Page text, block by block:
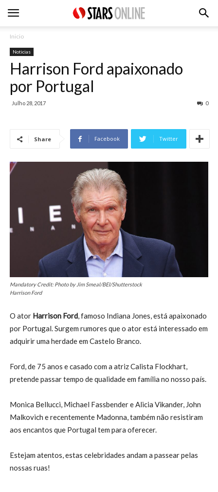
Inicio
Noticias
Harrison Ford apaixonado
por Portugal
Julho 28, 2017 0
Share Facebook Twitter
Mandatory Credit: Photo by Jim Smeal/BEI/Shutterstock
Harrison Ford
O ator Harrison Ford, famoso Indiana Jones, está apaixonado
por Portugal. Surgem rumores que o ator está interessado em
adquirir uma herdade em Castelo Branco.
Ford, de 75 anos e casado com a atriz Calista Flockhart,
pretende passar tempo de qualidade em família no nosso país.
Monica Bellucci, Michael Fassbender e Alicia Vikander, John
Malkovich e recentemente Madonna, também não resistiram
aos encantos que Portugal tem para oferecer.
Estejam atentos, estas celebridades andam a passear pelas
nossas ruas!